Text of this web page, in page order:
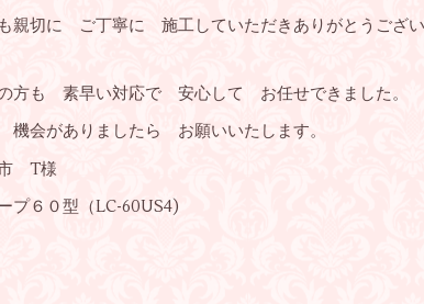
親切に ご丁寧に 施工していただきありがとうござ
方も 素早い対応で 安心して お任せできました。
機会がありましたら お願いいたします。
T様
プ６０型（LC-60US4)